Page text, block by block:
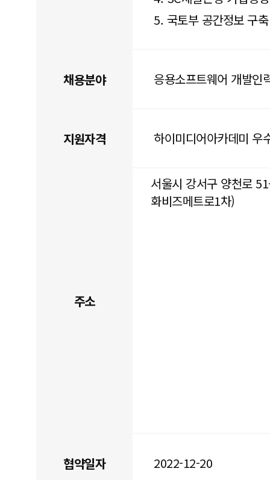
5. 국토부 공간정보 구
채용분야 응용소프트웨어 개발인
지원자격 하이미디어아카데미 우
주소
서울시 강서구 양천로
화비즈메트로1차)
협약일자 2022-12-20